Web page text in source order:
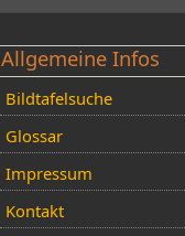
Allgemeine Infos
Bildtafelsuche
Glossar
Impressum
Kontakt